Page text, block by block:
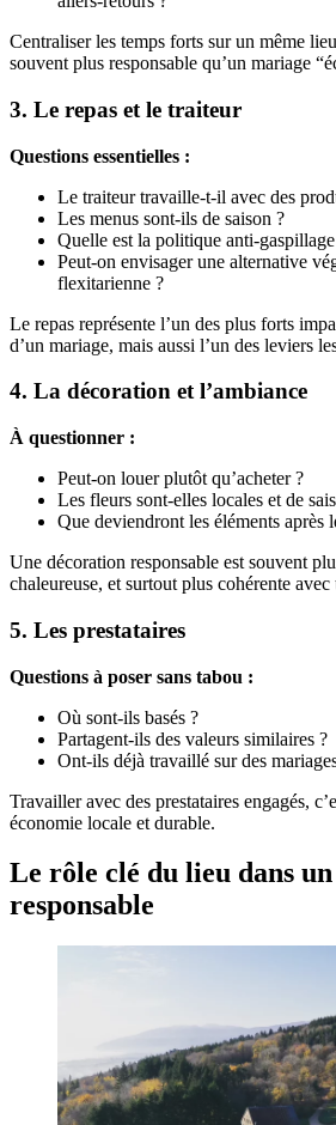
Centraliser les temps forts sur un même
souvent plus responsable qu’un mariage
3. Le repas et le traiteur
Questions essentielles :
Le traiteur travaille-t-il avec des
Les menus sont-ils de saison ?
Quelle est la politique anti-
Peut-on envisager une alternative
flexitarienne ?
Le repas représente l’un des plus forts
d’un mariage, mais aussi l’un des leviers
4. La décoration et l’ambiance
À questionner :
Peut-on louer plutôt qu’acheter ?
Les fleurs sont-elles locales et de
Que deviendront les éléments après
Une décoration responsable est souvent
chaleureuse, et surtout plus cohérente
5. Les prestataires
Questions à poser sans tabou :
Où sont-ils basés ?
Partagent-ils des valeurs similaires ?
Ont-ils déjà travaillé sur des
Travailler avec des prestataires engagés,
économie locale et durable.
Le rôle clé du lieu dans
responsable